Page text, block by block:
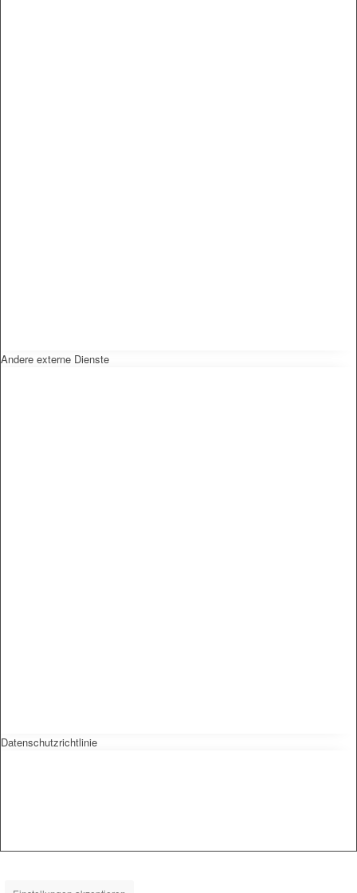
Andere externe Dienste
Datenschutzrichtlinie